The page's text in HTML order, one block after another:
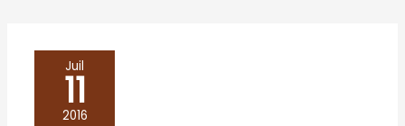
Juil
11
2016
Choc
pays